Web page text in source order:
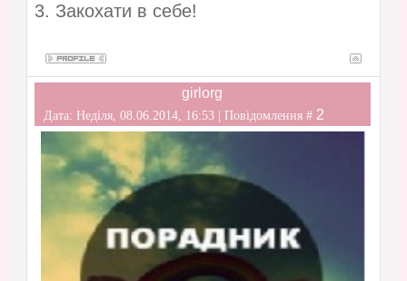
3. Закохати в себе!
girlorg
Дата: Неділя, 08.06.2014, 16:53 | Повідомлення # 2